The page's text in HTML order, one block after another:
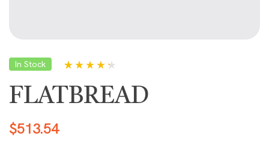
In Stock
out of 5
based on
customer
FLATBREAD
$513.54